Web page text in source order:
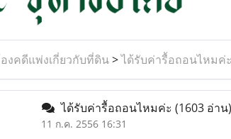
งคดีแพ่งเกี่ยวกับที่ดิน>ได้รับค่ารื้อถอนไหมค่ะ
ได้รับค่ารื้อถอนไหมค่ะ (1603 อ่าน)
11 ก.ค. 2556 16:31